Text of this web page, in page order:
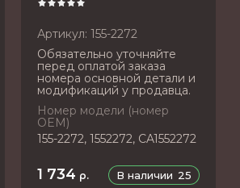
Артикул: 155-2272
Обязательно уточняйте
перед оплатой заказа
номера основной детали и
модификаций у продавца.
Номер модели (номер
OEM)
155-2272, 1552272, CA1552272
В наличии 25
1 734 р.